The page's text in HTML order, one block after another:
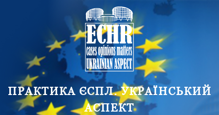
ПРАКТИКА ЄСПЛ. УКРАЇНСЬКИЙ
АСПЕКТ